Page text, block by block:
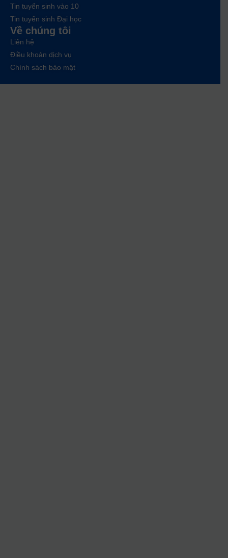
Tin tuyển sinh vào 10
Tin tuyển sinh Đại học
Về chúng tôi
Liên hệ
Điều khoản dịch vụ
Chính sách bảo mật